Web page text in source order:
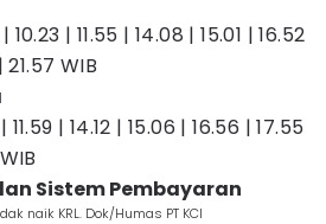
| 11.55 | 14.08 | 15.01 | 16.52
21.57 WIB
| 14.12 | 15.06 | 16.56 | 17.55
Sistem Pembayaran
naik KRL. Dok/Humas PT KCI